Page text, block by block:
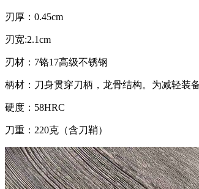
刃厚：0.45cm
刃宽:2.1cm
刃材：7铬17高级不锈钢
柄材：刀身贯穿刀柄，龙骨结构。为减轻装
硬度：58HRC
刀重：220克（含刀鞘）